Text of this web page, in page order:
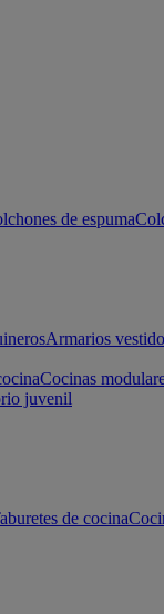
de espuma
Armarios
Cocinas
juvenil
de cocina